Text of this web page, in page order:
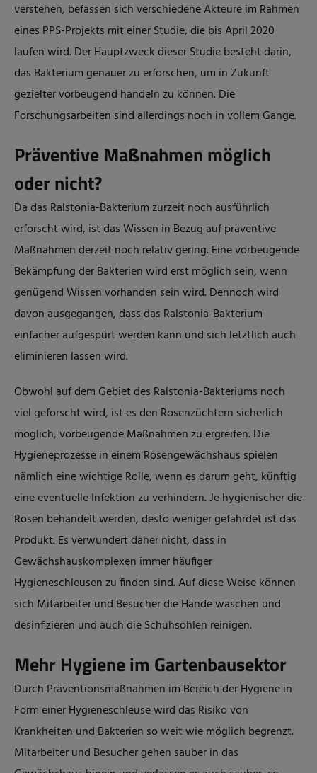
verstehen, befassen sich verschiedene Akteure im Rahmen
eines PPS-Projekts mit einer Studie, die bis April 2020
laufen wird. Der Hauptzweck dieser Studie besteht darin,
das Bakterium genauer zu erforschen, um in Zukunft
gezielter vorbeugend handeln zu können. Die
Forschungsarbeiten sind allerdings noch in vollem Gange.
Präventive Maßnahmen möglich
oder nicht?
Da das Ralstonia-Bakterium zurzeit noch ausführlich
erforscht wird, ist das Wissen in Bezug auf präventive
Maßnahmen derzeit noch relativ gering. Eine vorbeugende
Bekämpfung der Bakterien wird erst möglich sein, wenn
genügend Wissen vorhanden sein wird. Dennoch wird
davon ausgegangen, dass das Ralstonia-Bakterium
einfacher aufgespürt werden kann und sich letztlich auch
eliminieren lassen wird.
Obwohl auf dem Gebiet des Ralstonia-Bakteriums noch
viel geforscht wird, ist es den Rosenzüchtern sicherlich
möglich, vorbeugende Maßnahmen zu ergreifen. Die
Hygieneprozesse in einem Rosengewächshaus spielen
nämlich eine wichtige Rolle, wenn es darum geht, künftig
eine eventuelle Infektion zu verhindern. Je hygienischer die
Rosen behandelt werden, desto weniger gefährdet ist das
Produkt. Es verwundert daher nicht, dass in
Gewächshauskomplexen immer häufiger
Hygieneschleusen zu finden sind. Auf diese Weise können
sich Mitarbeiter und Besucher die Hände waschen und
desinfizieren und auch die Schuhsohlen reinigen.
Mehr Hygiene im Gartenbausektor
Durch Präventionsmaßnahmen im Bereich der Hygiene in
Form einer Hygieneschleuse wird das Risiko von
Krankheiten und Bakterien so weit wie möglich begrenzt.
Mitarbeiter und Besucher gehen sauber in das